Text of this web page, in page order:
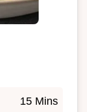
15 Mins